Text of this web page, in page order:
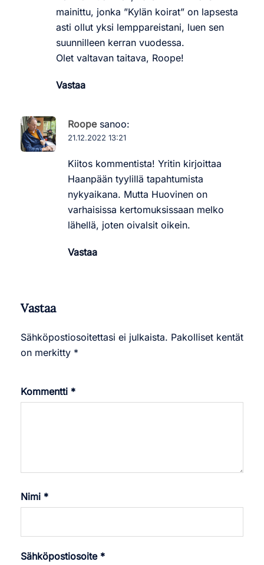
mainittu, jonka ”Kylän koirat” on lapsesta
asti ollut yksi lemppareistani, luen sen
suunnilleen kerran vuodessa.
Olet valtavan taitava, Roope!
Vastaa
Roope sanoo:
21.12.2022 13:21
Kiitos kommentista! Yritin kirjoittaa
Haanpään tyylillä tapahtumista
nykyaikana. Mutta Huovinen on
varhaisissa kertomuksissaan melko
lähellä, joten oivalsit oikein.
Vastaa
Vastaa
Sähköpostiosoitettasi ei julkaista. Pakolliset kentät
on merkitty *
Kommentti *
Nimi *
Sähköpostiosoite *